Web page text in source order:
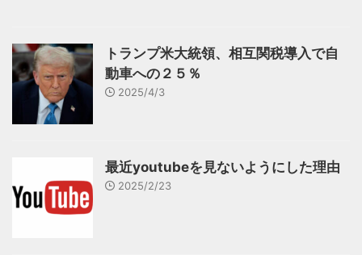
トランプ米大統領、相互関税導入で自
動車への２５％
2025/4/3
最近youtubeを見ないようにした理由
2025/2/23